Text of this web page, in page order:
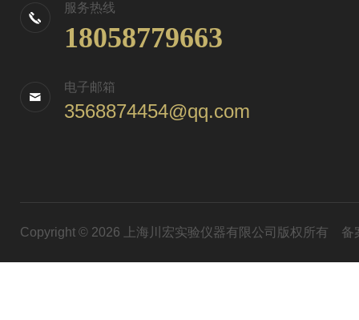
服务热线
18058779663
电子邮箱
3568874454@qq.com
Copyright © 2026 上海川宏实验仪器有限公司版权所有 备